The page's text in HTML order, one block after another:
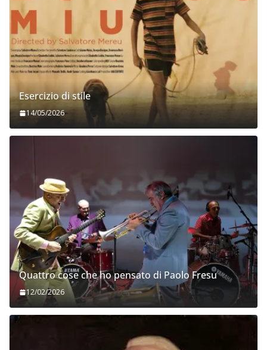
Esercizio di stile
14/05/2026
Quattro cose che ho pensato di Paolo Fresu
12/02/2026